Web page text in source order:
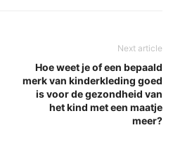
Next article
Hoe weet je of een bepaald
merk van kinderkleding goed
is voor de gezondheid van
het kind met een maatje
meer?